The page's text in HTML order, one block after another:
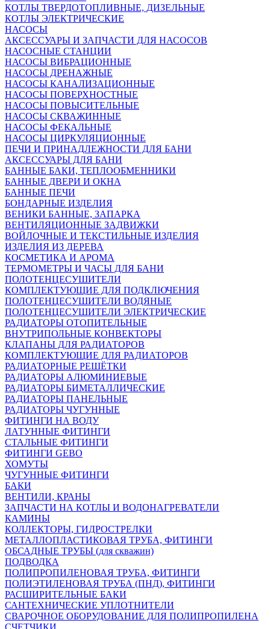
КОТЛЫ ТВЕРДОТОПЛИВНЫЕ, ДИЗЕЛЬНЫЕ
КОТЛЫ ЭЛЕКТРИЧЕСКИЕ
НАСОСЫ
АКСЕССУАРЫ И ЗАПЧАСТИ ДЛЯ НАСОСОВ
НАСОСНЫЕ СТАНЦИИ
НАСОСЫ ВИБРАЦИОННЫЕ
НАСОСЫ ДРЕНАЖНЫЕ
НАСОСЫ КАНАЛИЗАЦИОННЫЕ
НАСОСЫ ПОВЕРХНОСТНЫЕ
НАСОСЫ ПОВЫСИТЕЛЬНЫЕ
НАСОСЫ СКВАЖИННЫЕ
НАСОСЫ ФЕКАЛЬНЫЕ
НАСОСЫ ЦИРКУЛЯЦИОННЫЕ
ПЕЧИ И ПРИНАДЛЕЖНОСТИ ДЛЯ БАНИ
АКСЕССУАРЫ ДЛЯ БАНИ
БАННЫЕ БАКИ, ТЕПЛООБМЕННИКИ
БАННЫЕ ДВЕРИ И ОКНА
БАННЫЕ ПЕЧИ
БОНДАРНЫЕ ИЗДЕЛИЯ
ВЕНИКИ БАННЫЕ, ЗАПАРКА
ВЕНТИЛЯЦИОННЫЕ ЗАДВИЖКИ
ВОЙЛОЧНЫЕ И ТЕКСТИЛЬНЫЕ ИЗДЕЛИЯ
ИЗДЕЛИЯ ИЗ ДЕРЕВА
КОСМЕТИКА И АРОМА
ТЕРМОМЕТРЫ И ЧАСЫ ДЛЯ БАНИ
ПОЛОТЕНЦЕСУШИТЕЛИ
КОМПЛЕКТУЮЩИЕ ДЛЯ ПОДКЛЮЧЕНИЯ
ПОЛОТЕНЦЕСУШИТЕЛИ ВОДЯНЫЕ
ПОЛОТЕНЦЕСУШИТЕЛИ ЭЛЕКТРИЧЕСКИЕ
РАДИАТОРЫ ОТОПИТЕЛЬНЫЕ
ВНУТРИПОЛЬНЫЕ КОНВЕКТОРЫ
КЛАПАНЫ ДЛЯ РАДИАТОРОВ
КОМПЛЕКТУЮЩИЕ ДЛЯ РАДИАТОРОВ
РАДИАТОРНЫЕ РЕШЁТКИ
РАДИАТОРЫ АЛЮМИНИЕВЫЕ
РАДИАТОРЫ БИМЕТАЛЛИЧЕСКИЕ
РАДИАТОРЫ ПАНЕЛЬНЫЕ
РАДИАТОРЫ ЧУГУННЫЕ
ФИТИНГИ НА ВОДУ
ЛАТУННЫЕ ФИТИНГИ
СТАЛЬНЫЕ ФИТИНГИ
ФИТИНГИ GEBO
ХОМУТЫ
ЧУГУННЫЕ ФИТИНГИ
БАКИ
ВЕНТИЛИ, КРАНЫ
ЗАПЧАСТИ НА КОТЛЫ И ВОДОНАГРЕВАТЕЛИ
КАМИНЫ
КОЛЛЕКТОРЫ, ГИДРОСТРЕЛКИ
МЕТАЛЛОПЛАСТИКОВАЯ ТРУБА, ФИТИНГИ
ОБСАДНЫЕ ТРУБЫ (для скважин)
ПОДВОДКА
ПОЛИПРОПИЛЕНОВАЯ ТРУБА, ФИТИНГИ
ПОЛИЭТИЛЕНОВАЯ ТРУБА (ПНД), ФИТИНГИ
РАСШИРИТЕЛЬНЫЕ БАКИ
САНТЕХНИЧЕСКИЕ УПЛОТНИТЕЛИ
СВАРОЧНОЕ ОБОРУДОВАНИЕ ДЛЯ ПОЛИПРОПИЛЕНА
СЧЕТЧИКИ